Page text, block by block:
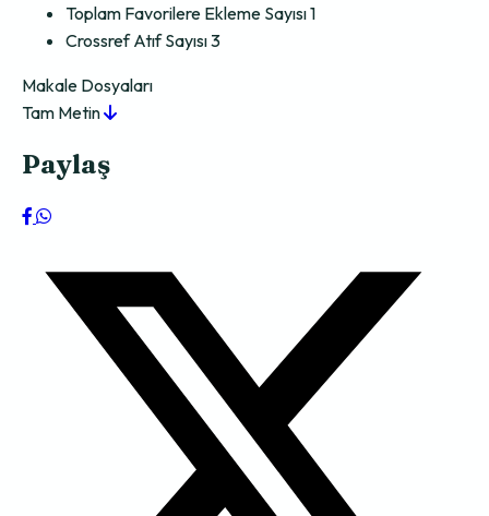
Toplam Favorilere Ekleme Sayısı1
Crossref Atıf Sayısı3
Makale Dosyaları
Tam Metin
Paylaş